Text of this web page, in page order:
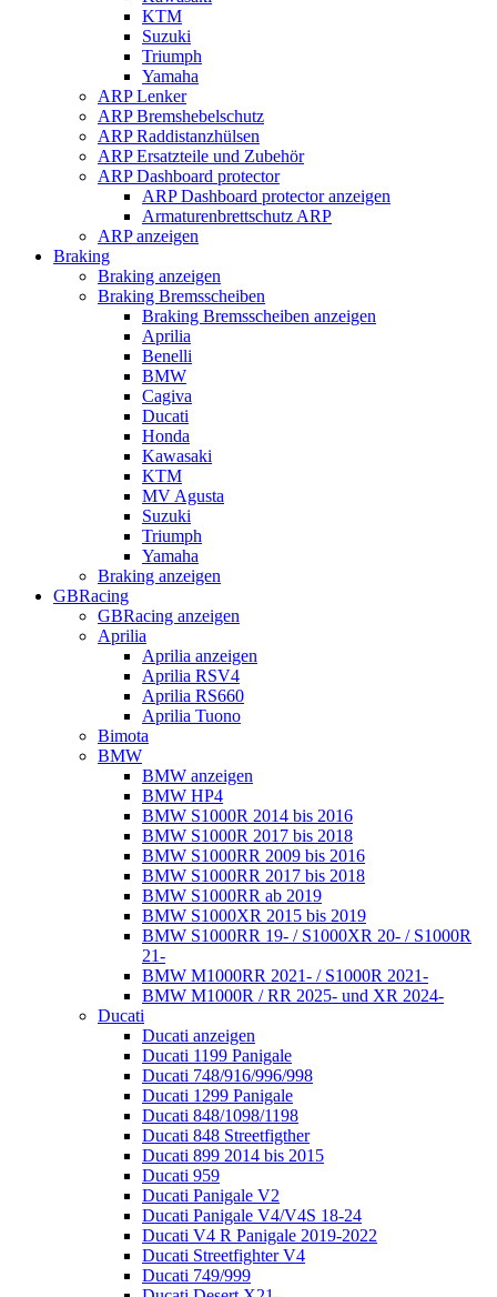
KTM
Suzuki
Triumph
Yamaha
ARP Lenker
ARP Bremshebelschutz
ARP Raddistanzhülsen
ARP Ersatzteile und Zubehör
ARP Dashboard protector
ARP Dashboard protector anzeigen
Armaturenbrettschutz ARP
ARP anzeigen
Braking
Braking anzeigen
Braking Bremsscheiben
Braking Bremsscheiben anzeigen
Aprilia
Benelli
BMW
Cagiva
Ducati
Honda
Kawasaki
KTM
MV Agusta
Suzuki
Triumph
Yamaha
Braking anzeigen
GBRacing
GBRacing anzeigen
Aprilia
Aprilia anzeigen
Aprilia RSV4
Aprilia RS660
Aprilia Tuono
Bimota
BMW
BMW anzeigen
BMW HP4
BMW S1000R 2014 bis 2016
BMW S1000R 2017 bis 2018
BMW S1000RR 2009 bis 2016
BMW S1000RR 2017 bis 2018
BMW S1000RR ab 2019
BMW S1000XR 2015 bis 2019
BMW S1000RR 19- / S1000XR 20- / S1000R
21-
BMW M1000RR 2021- / S1000R 2021-
BMW M1000R / RR 2025- und XR 2024-
Ducati
Ducati anzeigen
Ducati 1199 Panigale
Ducati 748/916/996/998
Ducati 1299 Panigale
Ducati 848/1098/1198
Ducati 848 Streetfigther
Ducati 899 2014 bis 2015
Ducati 959
Ducati Panigale V2
Ducati Panigale V4/V4S 18-24
Ducati V4 R Panigale 2019-2022
Ducati Streetfighter V4
Ducati 749/999